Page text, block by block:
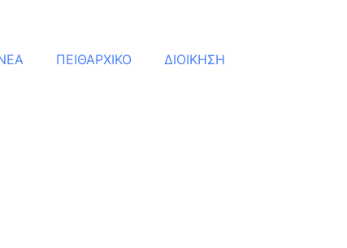
ΠΕΙΘΑΡΧΙΚΟ ΔΙΟΙΚΗΣΗ